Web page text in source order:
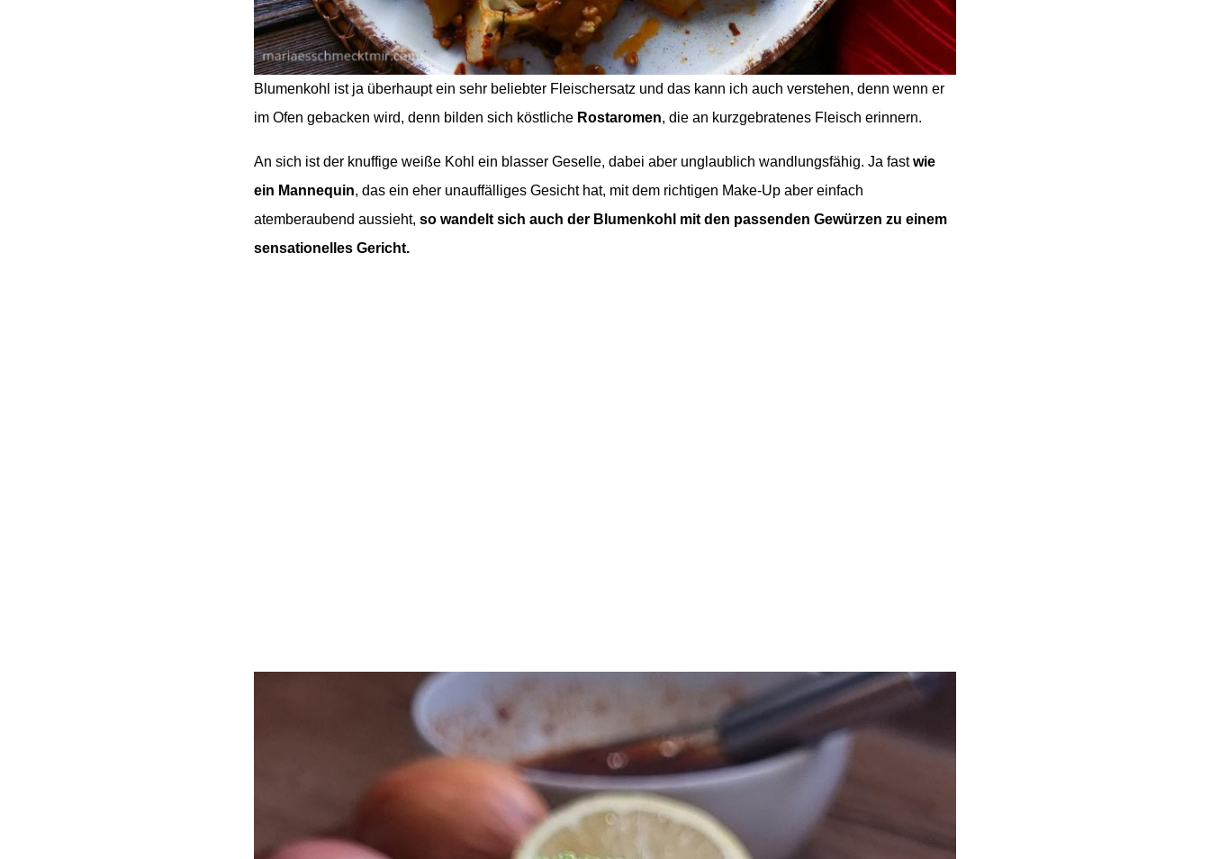
Blumenkohl ist ja überhaupt ein sehr beliebter Fleischersatz und das kann ich auch verstehen, denn wenn er
im Ofen gebacken wird, denn bilden sich köstliche Rostaromen, die an kurzgebratenes Fleisch erinnern.
An sich ist der knuffige weiße Kohl ein blasser Geselle, dabei aber unglaublich wandlungsfähig. Ja fastwie
ein Mannequin, das ein eher unauffälliges Gesicht hat, mit dem richtigen Make-Up aber einfach
atemberaubend aussieht, so wandelt sich auch der Blumenkohl mit den passenden Gewürzen zu einem
sensationelles Gericht.